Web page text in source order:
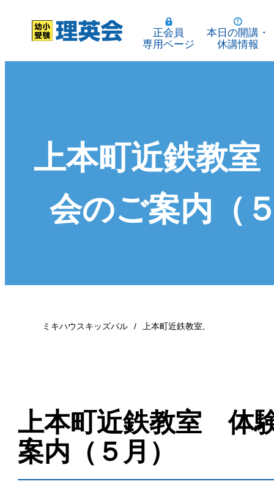
正会員
専用ページ
本日の開講・
休講情報
上本町近鉄教
会のご案内（
ミキハウスキッズパル 上本町近鉄教室
上本町近鉄教室 体
案内（５月）